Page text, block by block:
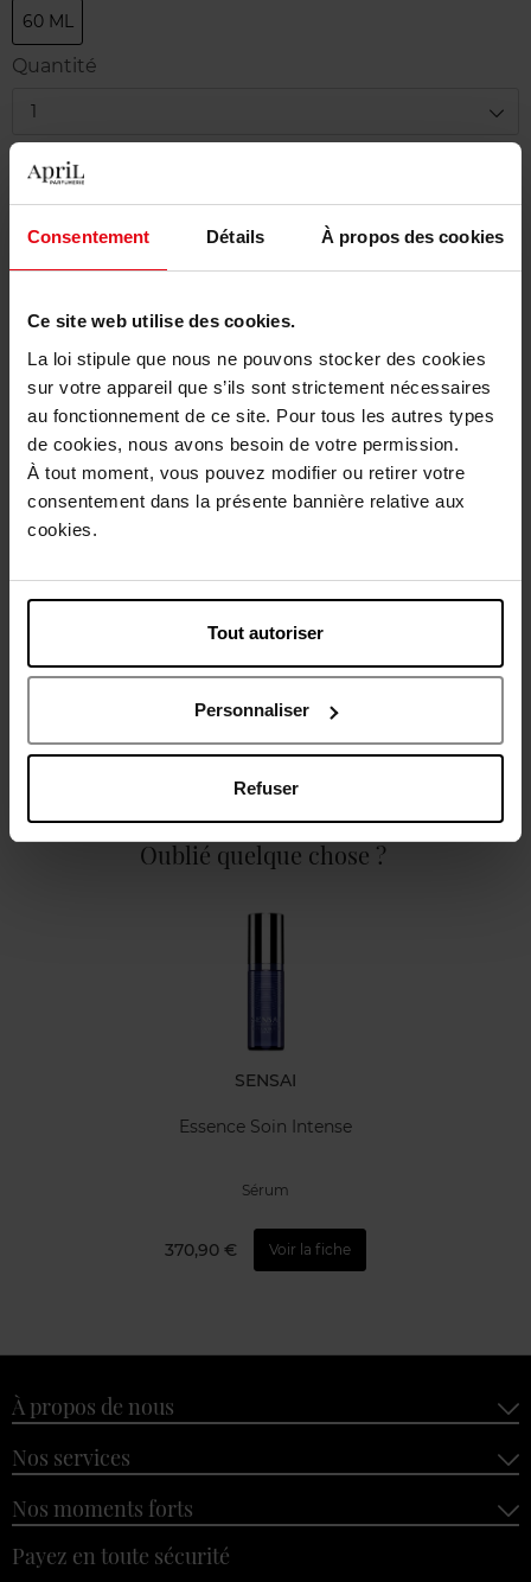
Consentement Détails À propos des cookies
Ce site web utilise des cookies.
La loi stipule que nous ne pouvons stocker des cookies
sur votre appareil que s’ils sont strictement nécessaires
au fonctionnement de ce site. Pour tous les autres types
de cookies, nous avons besoin de votre permission.
À tout moment, vous pouvez modifier ou retirer votre
consentement dans la présente bannière relative aux
cookies.
Tout autoriser
Personnaliser
Refuser
60 ML
Quantité
1
Livraison
En stock
Livraison gratuite à partir de 50€
Retour gratuit dans votre magasin
Description
Caractéristiques
Avis client Politique relative aux avis des clients
Oublié quelque chose ?
SENSAI
Essence Soin Intense
Sérum
370,90 € Voir la fiche
À propos de nous
Nos services
Nos moments forts
Payez en toute sécurité